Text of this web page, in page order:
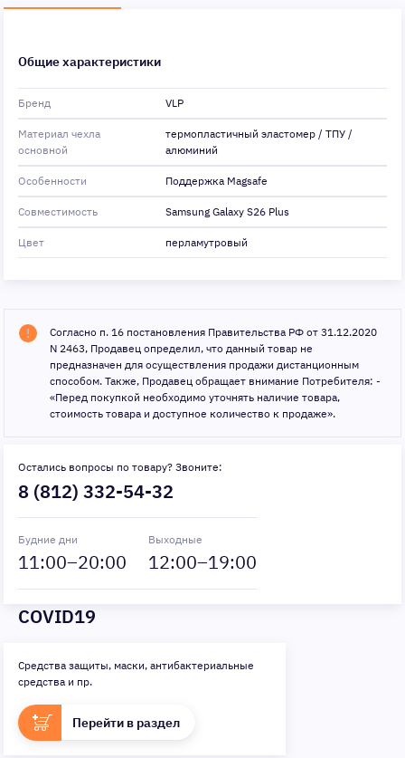
Общие характеристики
Бренд VLP
Материал чехла
основной
термопластичный эластомер / ТПУ /
алюминий
Особенности Поддержка Magsafe
Совместимость Samsung Galaxy S26 Plus
Цвет перламутровый
Согласно п. 16 постановления Правительства РФ от 31.12.2020
N 2463, Продавец определил, что данный товар не
предназначен для осуществления продажи дистанционным
способом. Также, Продавец обращает внимание Потребителя: -
«Перед покупкой необходимо уточнять наличие товара,
стоимость товара и доступное количество к продаже».
Остались вопросы по товару? Звоните:
8 (812) 332-54-32
Будние дни
11:00–20:00
Выходные
12:00–19:00
COVID19
Средства защиты, маски, антибактериальные
средства и пр.
Перейти в раздел